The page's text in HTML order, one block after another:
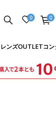
0 0
レンズOUTLETコ
商品詳細ページへ